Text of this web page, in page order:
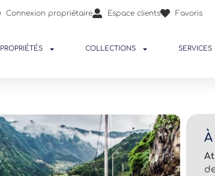
Connexion propriétaire Espace clients Favoris
PROPRIÉTÉS COLLECTIONS SERVICES